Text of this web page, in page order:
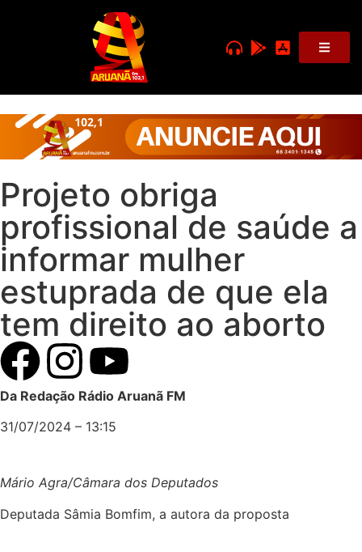
Projeto obriga
profissional de saúde a
informar mulher
estuprada de que ela
tem direito ao aborto
Da Redação Rádio Aruanã FM
31/07/2024 – 13:15
Mário Agra/Câmara dos Deputados
Deputada Sâmia Bomfim, a autora da proposta